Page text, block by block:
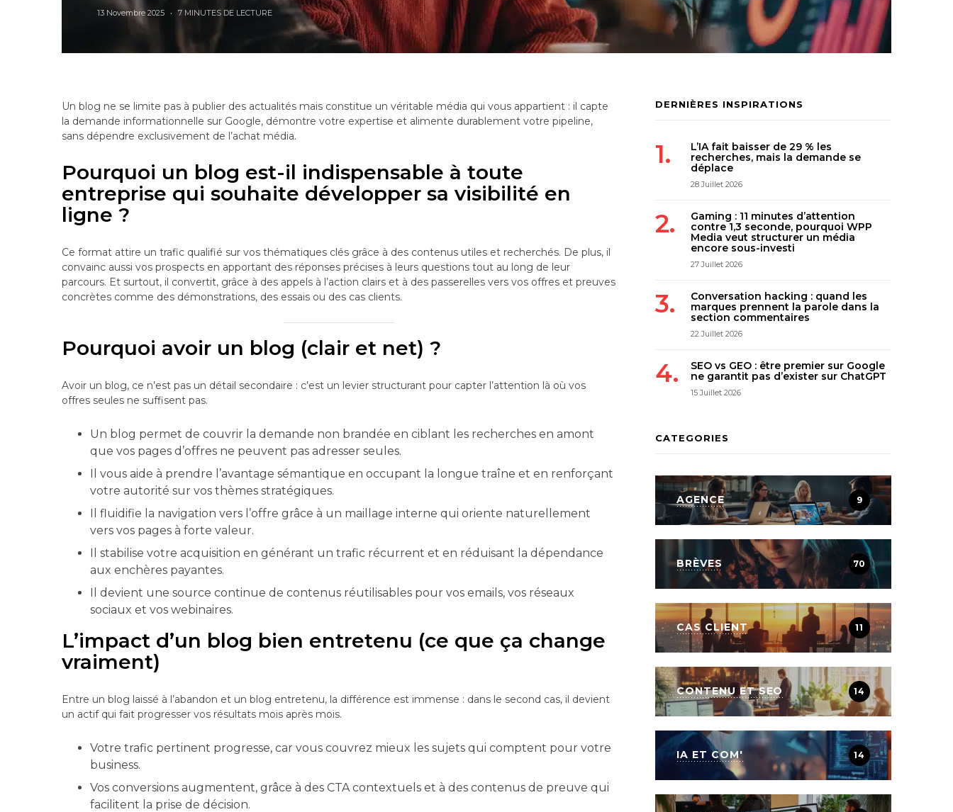
13 Novembre 2025 7 MINUTES DE LECTURE
Un blog ne se limite pas à publier des actualités mais constitue un véritable média qui vous appartient : il capte
la demande informationnelle sur Google, démontre votre expertise et alimente durablement votre pipeline,
sans dépendre exclusivement de l’achat média.
Pourquoi un blog est-il indispensable à toute
entreprise qui souhaite développer sa visibilité en
ligne ?
Ce format attire un trafic qualifié sur vos thématiques clés grâce à des contenus utiles et recherchés. De plus, il
convainc aussi vos prospects en apportant des réponses précises à leurs questions tout au long de leur
parcours. Et surtout, il convertit, grâce à des appels à l’action clairs et à des passerelles vers vos offres et preuves
concrètes comme des démonstrations, des essais ou des cas clients.
Pourquoi avoir un blog (clair et net) ?
Avoir un blog, ce n’est pas un détail secondaire : c’est un levier structurant pour capter l’attention là où vos
offres seules ne suffisent pas.
Un blog permet de couvrir la demande non brandée en ciblant les recherches en amont
que vos pages d’offres ne peuvent pas adresser seules.
Il vous aide à prendre l’avantage sémantique en occupant la longue traîne et en renforçant
votre autorité sur vos thèmes stratégiques.
Il fluidifie la navigation vers l’offre grâce à un maillage interne qui oriente naturellement
vers vos pages à forte valeur.
Il stabilise votre acquisition en générant un trafic récurrent et en réduisant la dépendance
aux enchères payantes.
Il devient une source continue de contenus réutilisables pour vos emails, vos réseaux
sociaux et vos webinaires.
L’impact d’un blog bien entretenu (ce que ça change
vraiment)
Entre un blog laissé à l’abandon et un blog entretenu, la différence est immense : dans le second cas, il devient
un actif qui fait progresser vos résultats mois après mois.
Votre trafic pertinent progresse, car vous couvrez mieux les sujets qui comptent pour votre
business.
Vos conversions augmentent, grâce à des CTA contextuels et à des contenus de preuve qui
facilitent la prise de décision.
DERNIÈRES INSPIRATIONS
L’IA fait baisser de 29 % les
recherches, mais la demande se
déplace
28 Juillet 2026
Gaming : 11 minutes d’attention
contre 1,3 seconde, pourquoi WPP
Media veut structurer un média
encore sous-investi
27 Juillet 2026
Conversation hacking : quand les
marques prennent la parole dans la
section commentaires
22 Juillet 2026
SEO vs GEO : être premier sur Google
ne garantit pas d’exister sur ChatGPT
15 Juillet 2026
CATEGORIES
AGENCE 9
BRÈVES 70
CAS CLIENT 11
CONTENU ET SEO 14
IA ET COM' 14